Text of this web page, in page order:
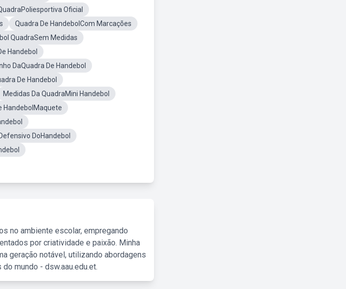
Oficial
Quadra De HandebolCom Marcações
QuadraSem Medidas
Handebol
DaQuadra De Handebol
De Handebol
Medidas Da QuadraMini Handebol
HandebolMaquete
DoHandebol
no ambiente escolar, empregando
por criatividade e paixão. Minha
geração notável, utilizando abordagens
mundo - dsw.aau.edu.et.